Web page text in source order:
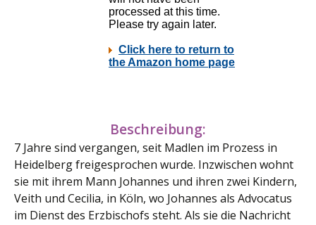
Beschreibung:
7 Jahre sind vergangen, seit Madlen im Prozess in
Heidelberg freigesprochen wurde. Inzwischen wohnt
sie mit ihrem Mann Johannes und ihren zwei Kindern,
Veith und Cecilia, in Köln, wo Johannes als Advocatus
im Dienst des Erzbischofs steht. Als sie die Nachricht